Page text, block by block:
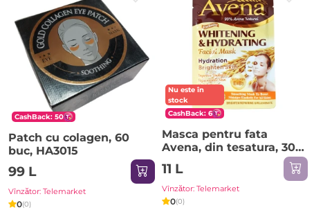
CashBack: 50
Patch cu colagen, 60
buc, HA3015
99 L
Vînzător: Telemarket
0(0)
Nu este în
stock
CashBack: 6
Masca pentru fata
Avena, din tesatura, 30
ml, HA3114
11 L
Vînzător: Telemarket
0(0)